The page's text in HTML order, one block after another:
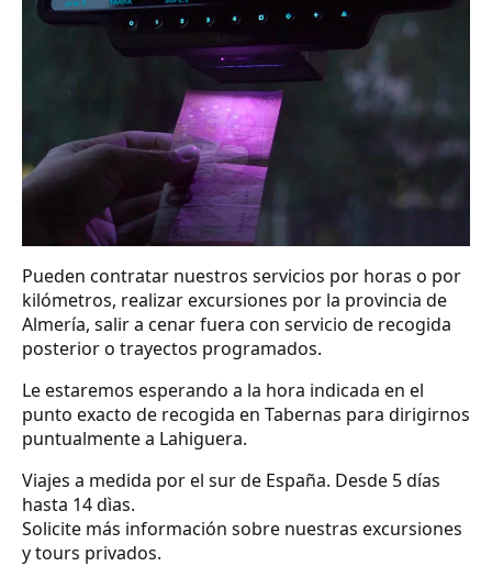
Pueden contratar nuestros servicios por horas o por
kilómetros, realizar excursiones por la provincia de
Almería, salir a cenar fuera con servicio de recogida
posterior o trayectos programados.
Le estaremos esperando a la hora indicada en el
punto exacto de recogida en Tabernas para dirigirnos
puntualmente a Lahiguera.
Viajes a medida por el sur de España. Desde 5 días
hasta 14 dìas.
Solicite más información sobre nuestras excursiones
y tours privados.